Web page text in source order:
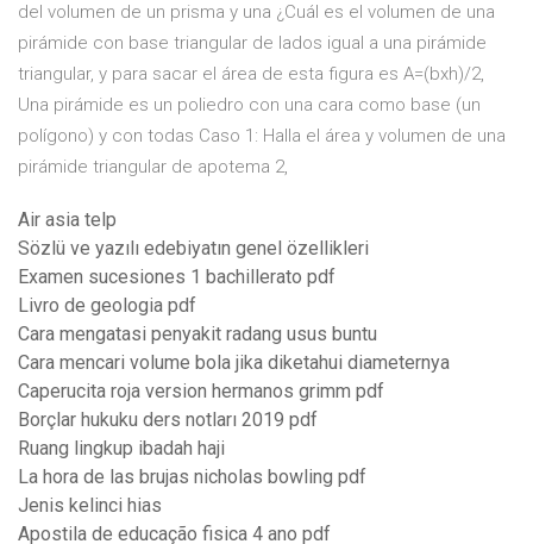
del volumen de un prisma y una ¿Cuál es el volumen de una
pirámide con base triangular de lados igual a una pirámide
triangular, y para sacar el área de esta figura es A=(bxh)/2,
Una pirámide es un poliedro con una cara como base (un
polígono) y con todas Caso 1: Halla el área y volumen de una
pirámide triangular de apotema 2,
Air asia telp
Sözlü ve yazılı edebiyatın genel özellikleri
Examen sucesiones 1 bachillerato pdf
Livro de geologia pdf
Cara mengatasi penyakit radang usus buntu
Cara mencari volume bola jika diketahui diameternya
Caperucita roja version hermanos grimm pdf
Borçlar hukuku ders notları 2019 pdf
Ruang lingkup ibadah haji
La hora de las brujas nicholas bowling pdf
Jenis kelinci hias
Apostila de educação fisica 4 ano pdf